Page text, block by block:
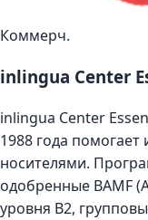
Коммерч.
inlingua Center
inlingua Center
1988 года
носителями.
одобренные BAMF
уровня B2,